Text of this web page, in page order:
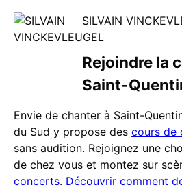
SILVAIN
Rejoindre la
Saint-
Envie de chanter à Saint-
du Sud y propose des cours de
sans audition. Rejoignez une
de chez vous et montez sur
concerts. Découvrir comment